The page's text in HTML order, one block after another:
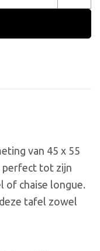
van 45 x 55
perfect tot zijn
of chaise longue.
tafel zowel